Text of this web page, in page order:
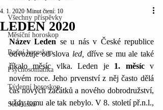
Všechny příspěvky
Měsíční horoskop
Roční horoskop
Psychosomatika
Týdenní horoskop
Sebeláska
LEDEN 2020
4. 1. 2020 Minut čtení: 10
Název Leden se u nás v České republice
odvozuje od slova led, dříve se mu ale také
říkalo měsíc vlka. Leden je 1. měsíc v
novém roce. Jeho prvenství z něj často dělá
čas nových začátků a nového dobrodružství,
vždy tomu ale tak nebylo. V 8. století př.n.l.,